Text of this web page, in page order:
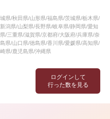
ログインして
行った数を見る
県/秋田県/山形県/福島県/茨城県/栃木県/
潟県/山梨県/長野県/岐阜県/静岡県/愛知
/三重県/滋賀県/京都府/大阪府/兵庫県/奈
県/山口県/徳島県/香川県/愛媛県/高知県/
県/鹿児島県/沖縄県